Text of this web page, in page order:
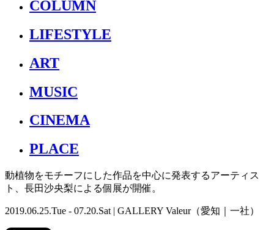
COLUMN
LIFESTYLE
ART
MUSIC
CINEMA
PLACE
動植物をモチーフにした作品を中心に発表するアーティス
ト、長田沙央梨による個展が開催。
2019.06.25.Tue - 07.20.Sat | GALLERY Valeur（愛知｜一社）